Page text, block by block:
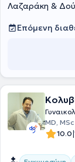
Λαζαράκη &
Επόμενη
MD, MSc​
10.0|